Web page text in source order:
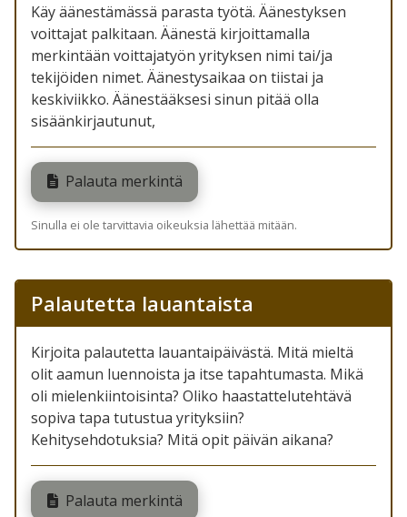
Käy äänestämässä parasta työtä. Äänestyksen
voittajat palkitaan. Äänestä kirjoittamalla
merkintään voittajatyön yrityksen nimi tai/ja
tekijöiden nimet. Äänestysaikaa on tiistai ja
keskiviikko. Äänestääksesi sinun pitää olla
sisäänkirjautunut,
Palauta merkintä
Sinulla ei ole tarvittavia oikeuksia lähettää mitään.
Palautetta lauantaista
Kirjoita palautetta lauantaipäivästä. Mitä mieltä
olit aamun luennoista ja itse tapahtumasta. Mikä
oli mielenkiintoisinta? Oliko haastattelutehtävä
sopiva tapa tutustua yrityksiin?
Kehitysehdotuksia? Mitä opit päivän aikana?
Palauta merkintä